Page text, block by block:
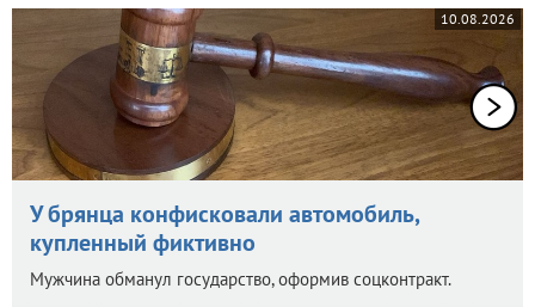
10.08.2026
У брянца конфисковали автомобиль,
купленный фиктивно
Мужчина обманул государство, оформив соцконтракт.